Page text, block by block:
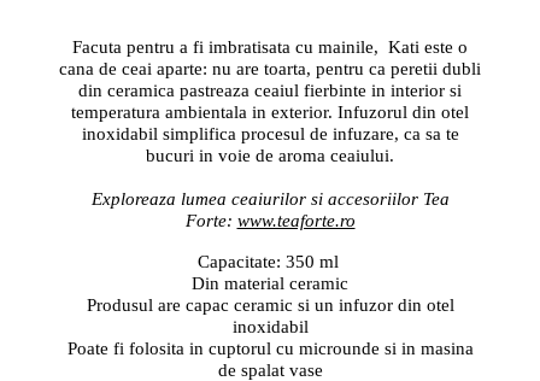
Facuta pentru a fi imbratisata cu mainile, Kati este o
cana de ceai aparte: nu are toarta, pentru ca peretii dubli
din ceramica pastreaza ceaiul fierbinte in interior si
temperatura ambientala in exterior. Infuzorul din otel
inoxidabil simplifica procesul de infuzare, ca sa te
bucuri in voie de aroma ceaiului.
Exploreaza lumea ceaiurilor si accesoriilor Tea
Forte: www.teaforte.ro
Capacitate: 350 ml
Din material ceramic
Produsul are capac ceramic si un infuzor din otel
inoxidabil
Poate fi folosita in cuptorul cu microunde si in masina
de spalat vase